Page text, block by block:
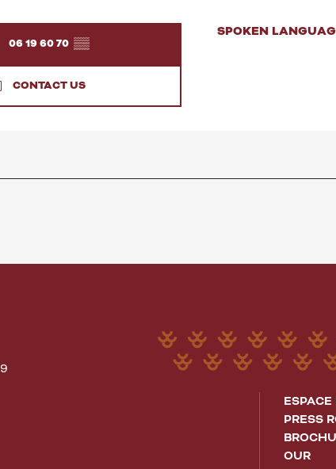
06 19 60 70 ▒▒
CONTACT US
SPOKEN
SPOKEN
ESPACE
PRESS
OUR